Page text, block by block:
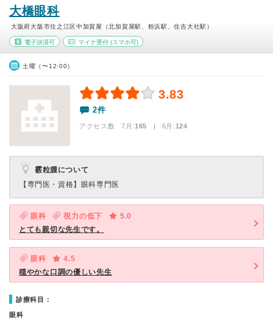
大橋眼科
大阪府大阪市住之江区中加賀屋（北加賀屋駅、粉浜駅、住吉大社駅）
電子決済可 マイナ受付(スマホ可)
土曜（〜12:00）
3.83
2件
アクセス数 7月:165 | 6月:124
霰粒腫について
【専門医・資格】 眼科専門医
眼科 視力の低下
5.0
とても親切な先生です。
眼科
4.5
穏やかな口調の優しい先生
診療科目：
眼科